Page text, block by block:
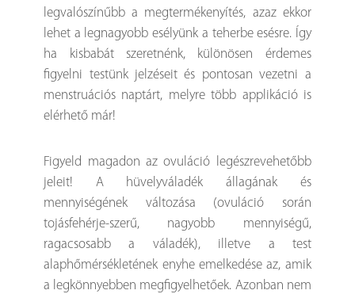
legvalószínűbb a megtermékenyítés, azaz ekkor
lehet a legnagyobb esélyünk a teherbe esésre. Így
ha kisbabát szeretnénk, különösen érdemes
figyelni testünk jelzéseit és pontosan vezetni a
menstruációs naptárt, melyre több applikáció is
elérhető már!
Figyeld magadon az ovuláció legészrevehetőbb
jeleit! A hüvelyváladék állagának és
mennyiségének változása (ovuláció során
tojásfehérje-szerű, nagyobb mennyiségű,
ragacsosabb a váladék), illetve a test
alaphőmérsékletének enyhe emelkedése az, amik
a legkönnyebben megfigyelhetőek. Azonban nem